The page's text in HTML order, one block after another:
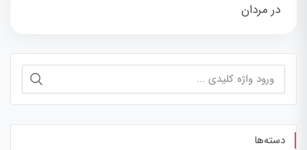
در مردان
جستجو
برای:
دسته‌ها